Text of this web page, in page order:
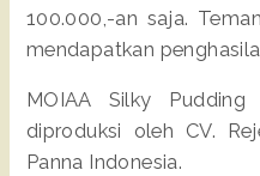
100.000,-an saja.
mendapatkan
MOIAA Silky
diproduksi oleh CV.
Panna Indonesia.